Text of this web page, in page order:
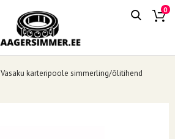
0
Vasaku karteripoole simmerling/õlitihend